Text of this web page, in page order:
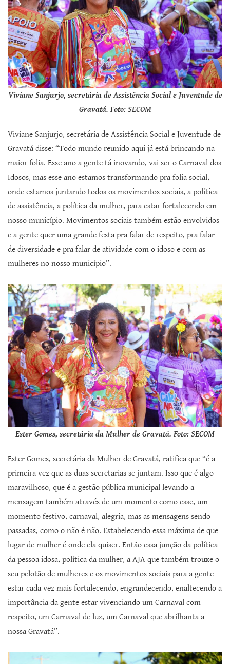
Viviane Sanjurjo, secretária de Assistência Social e Juventude de
Gravatá. Foto: SECOM
Viviane Sanjurjo, secretária de Assistência Social e Juventude de
Gravatá disse: “Todo mundo reunido aqui já está brincando na
maior folia. Esse ano a gente tá inovando, vai ser o Carnaval dos
Idosos, mas esse ano estamos transformando pra folia social,
onde estamos juntando todos os movimentos sociais, a política
de assistência, a política da mulher, para estar fortalecendo em
nosso município. Movimentos sociais também estão envolvidos
e a gente quer uma grande festa pra falar de respeito, pra falar
de diversidade e pra falar de atividade com o idoso e com as
mulheres no nosso município”.
Ester Gomes, secretária da Mulher de Gravatá. Foto: SECOM
Ester Gomes, secretária da Mulher de Gravatá, ratifica que “é a
primeira vez que as duas secretarias se juntam. Isso que é algo
maravilhoso, que é a gestão pública municipal levando a
mensagem também através de um momento como esse, um
momento festivo, carnaval, alegria, mas as mensagens sendo
passadas, como o não é não. Estabelecendo essa máxima de que
lugar de mulher é onde ela quiser. Então essa junção da política
da pessoa idosa, política da mulher, a AJA que também trouxe o
seu pelotão de mulheres e os movimentos sociais para a gente
estar cada vez mais fortalecendo, engrandecendo, enaltecendo a
importância da gente estar vivenciando um Carnaval com
respeito, um Carnaval de luz, um Carnaval que abrilhanta a
nossa Gravatá”.